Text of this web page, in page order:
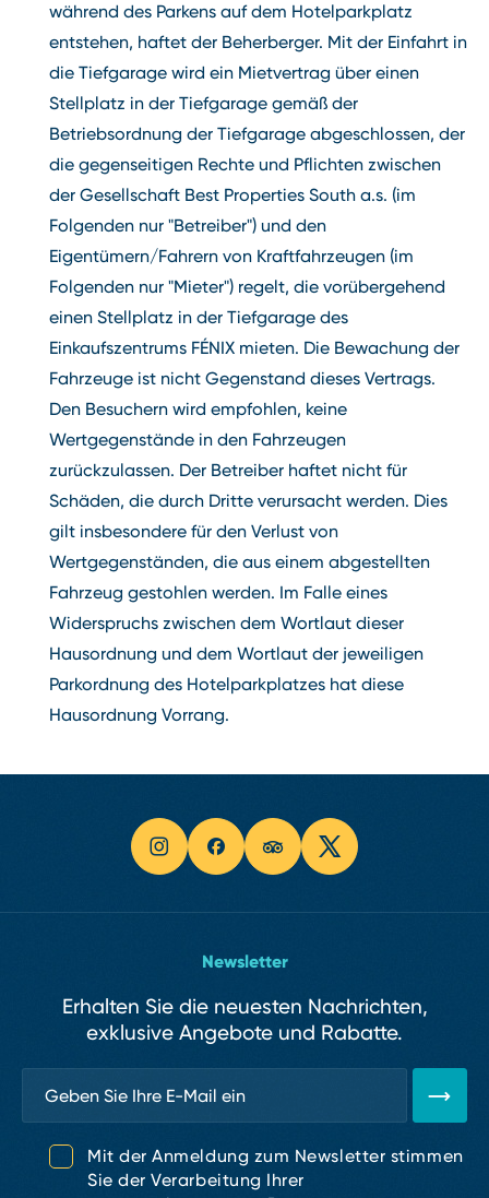
während des Parkens auf dem Hotelparkplatz
entstehen, haftet der Beherberger. Mit der Einfahrt in
die Tiefgarage wird ein Mietvertrag über einen
Stellplatz in der Tiefgarage gemäß der
Betriebsordnung der Tiefgarage abgeschlossen, der
die gegenseitigen Rechte und Pflichten zwischen
der Gesellschaft Best Properties South a.s. (im
Folgenden nur "Betreiber") und den
Eigentümern/Fahrern von Kraftfahrzeugen (im
Folgenden nur "Mieter") regelt, die vorübergehend
einen Stellplatz in der Tiefgarage des
Einkaufszentrums FÉNIX mieten. Die Bewachung der
Fahrzeuge ist nicht Gegenstand dieses Vertrags.
Den Besuchern wird empfohlen, keine
Wertgegenstände in den Fahrzeugen
zurückzulassen. Der Betreiber haftet nicht für
Schäden, die durch Dritte verursacht werden. Dies
gilt insbesondere für den Verlust von
Wertgegenständen, die aus einem abgestellten
Fahrzeug gestohlen werden. Im Falle eines
Widerspruchs zwischen dem Wortlaut dieser
Hausordnung und dem Wortlaut der jeweiligen
Parkordnung des Hotelparkplatzes hat diese
Hausordnung Vorrang.
Newsletter
Erhalten Sie die neuesten Nachrichten,
exklusive Angebote und Rabatte.
Mit der Anmeldung zum Newsletter stimmen
Sie der Verarbeitung Ihrer